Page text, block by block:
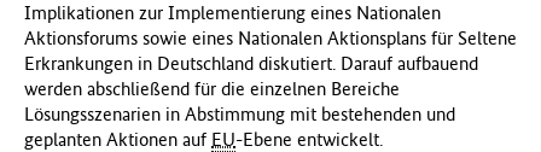
Implikationen zur Implementierung eines Nationalen
Aktionsforums sowie eines Nationalen Aktionsplans für Seltene
Erkrankungen in Deutschland diskutiert. Darauf aufbauend
werden abschließend für die einzelnen Bereiche
Lösungsszenarien in Abstimmung mit bestehenden und
geplanten Aktionen auf EU-Ebene entwickelt.